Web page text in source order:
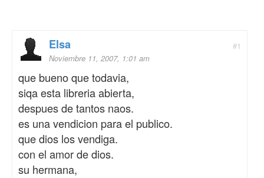
#1
Elsa
Noviembre 11, 2007, 1:01 am
que bueno que todavia,
siqa esta libreria abierta,
despues de tantos naos.
es una vendicion para el publico.
que dios los vendiga.
con el amor de dios.
su hermana,